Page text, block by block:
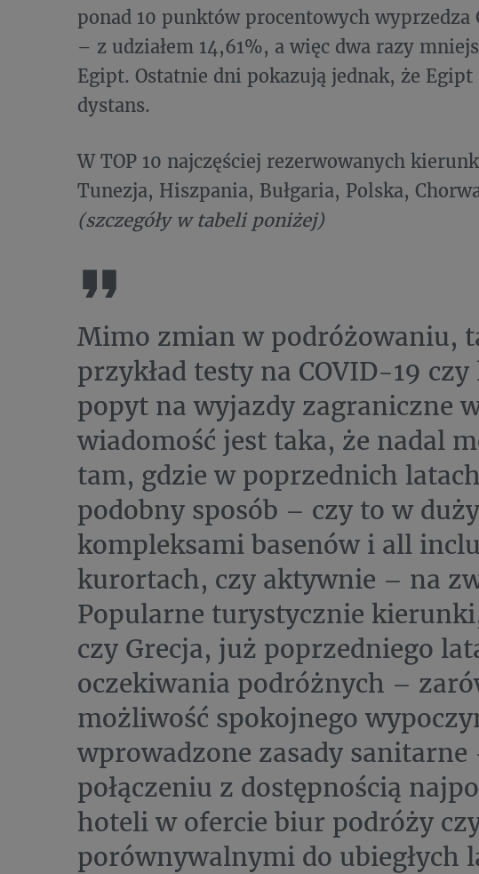
ponad 10 punktów procentowych wyprzedza
– z udziałem 14,61%, a więc dwa razy
Egipt. Ostatnie dni pokazują jednak, że
dystans.
W TOP 10 najczęściej rezerwowanych
Tunezja, Hiszpania, Bułgaria, Polska,
(szczegóły w tabeli poniżej)
Mimo zmian w podróżowaniu,
przykład testy na COVID-19
popyt na wyjazdy zagraniczne
wiadomość jest taka, że nadal
tam, gdzie w poprzednich
podobny sposób – czy to w
kompleksami basenów i all
kurortach, czy aktywnie – na
Popularne turystycznie
czy Grecja, już poprzedniego
oczekiwania podróżnych –
możliwość spokojnego
wprowadzone zasady
połączeniu z dostępnością
hoteli w ofercie biur podróży
porównywalnymi do ubiegłych